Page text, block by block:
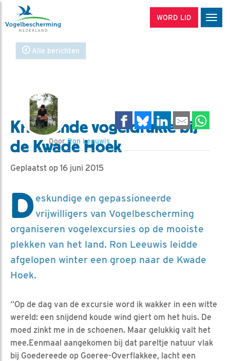
WORD LID
Alle berichten
Door Ron Leeuwis
Krioelende vogeldrukte bij
de Kwade Hoek
Geplaatst op 16 juni 2015
Deskundige en gepassioneerde
vrijwilligers van Vogelbescherming
organiseren vogelexcursies op de mooiste
plekken van het land. Ron Leeuwis leidde
afgelopen winter een groep naar de Kwade
Hoek.
“Op de dag van de excursie word ik wakker in een witte
wereld: een snijdend koude wind giert om het huis. De
moed zinkt me in de schoenen. Maar gelukkig valt het
mee.Eenmaal aangekomen bij dat pareltje natuur vlak
bij Goedereede op Goeree-Overflakkee, lacht een